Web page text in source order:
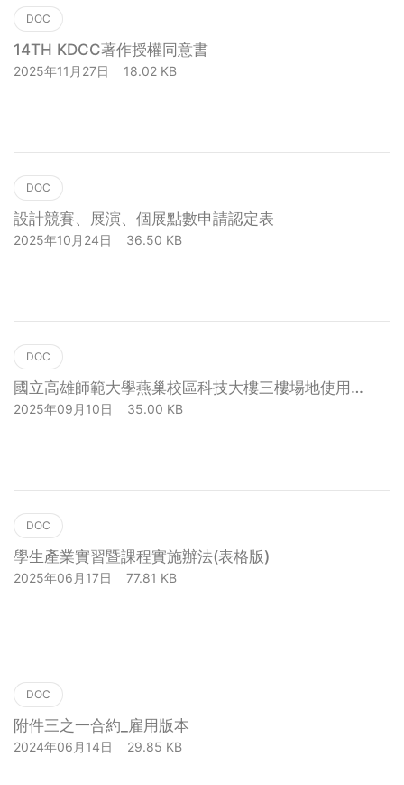
DOC
14TH KDCC著作授權同意書
2025年11月27日 18.02 KB
DOC
設計競賽、展演、個展點數申請認定表
2025年10月24日 36.50 KB
DOC
國立高雄師範大學燕巢校區科技大樓三樓場地使用申
請表
2025年09月10日 35.00 KB
DOC
學生產業實習暨課程實施辦法(表格版)
2025年06月17日 77.81 KB
DOC
附件三之一合約_雇用版本
2024年06月14日 29.85 KB